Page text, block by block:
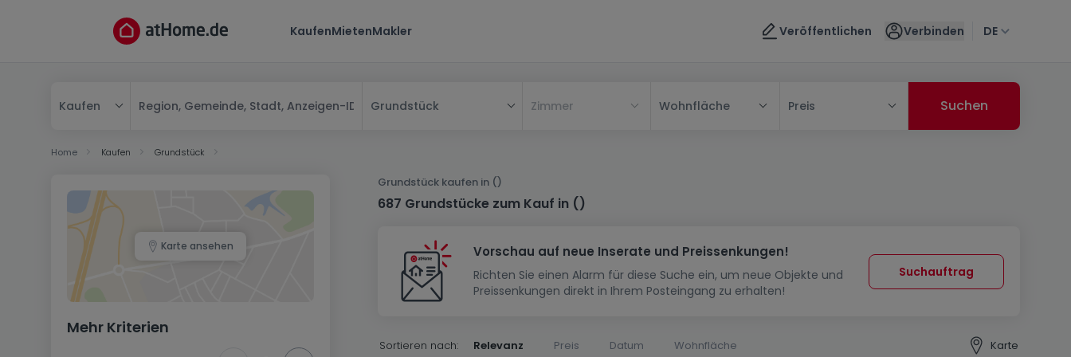
KaufenMietenMakler Veröffentlichen Verbinden DE
Kaufen Grundstück
Haus
Reihenhaus
Doppelhaushälfte
Herrenhaus
Wohnung
Schlafzimmer
1-Zimmer-Apartment
Maisonnette
Wohnanlage
Wohnsiedlung
Haus bauen
Musterhaus
Renditeobjekt
Garage - Parkplatz
Zimmer Wohnfläche Preis
Home Kaufen Grundstück
Grundstück kaufen in ()
687 Grundstücke zum Kauf in ()
Vorschau auf neue Inserate und Preissenkungen!
Richten Sie einen Alarm für diese Suche ein, um neue Objekte und
Preissenkungen direkt in Ihrem Posteingang zu erhalten!
Suchauftrag
Sortieren nach: Relevanz Preis Datum Wohnfläche Karte
Karte ansehen
Mehr Kriterien